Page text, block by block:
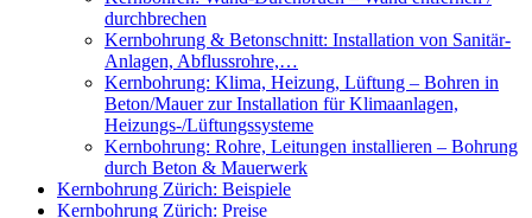
durchbrechen
Kernbohrung & Betonschnitt: Installation von Sanitär-
Anlagen, Abflussrohre,…
Kernbohrung: Klima, Heizung, Lüftung – Bohren in
Beton/Mauer zur Installation für Klimaanlagen,
Heizungs-/Lüftungssysteme
Kernbohrung: Rohre, Leitungen installieren – Bohrung
durch Beton & Mauerwerk
Kernbohrung Zürich: Beispiele
Kernbohrung Zürich: Preise